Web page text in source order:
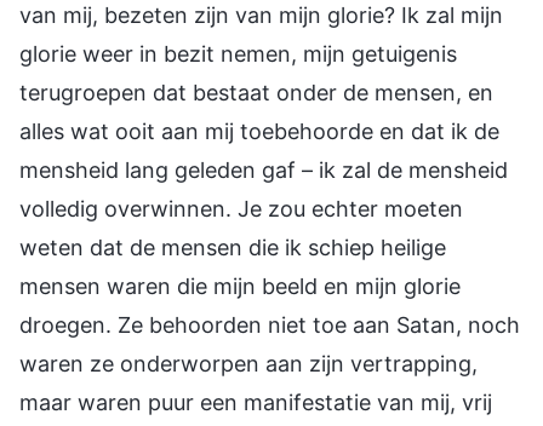
van mij, bezeten zijn van mijn glorie? Ik zal mijn
glorie weer in bezit nemen, mijn getuigenis
terugroepen dat bestaat onder de mensen, en
alles wat ooit aan mij toebehoorde en dat ik de
mensheid lang geleden gaf – ik zal de mensheid
volledig overwinnen. Je zou echter moeten
weten dat de mensen die ik schiep heilige
mensen waren die mijn beeld en mijn glorie
droegen. Ze behoorden niet toe aan Satan, noch
waren ze onderworpen aan zijn vertrapping,
maar waren puur een manifestatie van mij, vrij